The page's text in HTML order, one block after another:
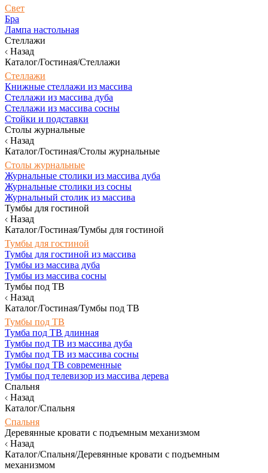
Свет
Бра
Лампа настольная
Стеллажи
Назад
Каталог/Гостиная/Стеллажи
Стеллажи
Книжные стеллажи из массива
Стеллажи из массива дуба
Стеллажи из массива сосны
Стойки и подставки
Столы журнальные
Назад
Каталог/Гостиная/Столы журнальные
Столы журнальные
Журнальные столики из массива дуба
Журнальные столики из сосны
Журнальный столик из массива
Тумбы для гостиной
Назад
Каталог/Гостиная/Тумбы для гостиной
Тумбы для гостиной
Тумбы для гостиной из массива
Тумбы из массива дуба
Тумбы из массива сосны
Тумбы под ТВ
Назад
Каталог/Гостиная/Тумбы под ТВ
Тумбы под ТВ
Тумба под ТВ длинная
Тумбы под ТВ из массива дуба
Тумбы под ТВ из массива сосны
Тумбы под ТВ современные
Тумбы под телевизор из массива дерева
Спальня
Назад
Каталог/Спальня
Спальня
Деревянные кровати с подъемным механизмом
Назад
Каталог/Спальня/Деревянные кровати с подъемным
механизмом